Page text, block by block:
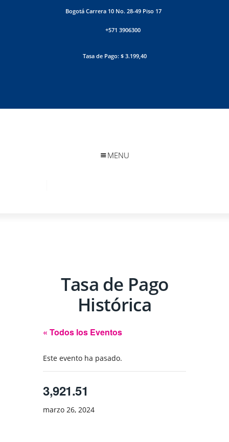
Bogotá Carrera 10 No. 28-49 Piso 17
+571 3906300
Tasa de Pago: $ 3.199,40
MENU
Tasa de Pago
Histórica
« Todos los Eventos
Este evento ha pasado.
3,921.51
marzo 26, 2024